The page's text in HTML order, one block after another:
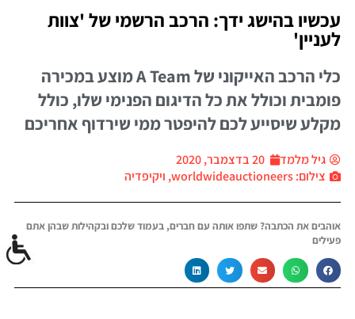
עכשיו בהישג ידך: הרכב הרשמי של 'צוות
לעניין'
כלי הרכב האייקוני של A Team מוצע במכירה
פומבית וכולל את כל הדיגום הפנימי שלו, כולל
מקלע שיסייע לכם להיפטר ממי שירדוף אחריכם
גיל מלמד
20 בדצמבר, 2020
צילום: worldwideauctioneers, ויקיפדיה
אוהבים את הכתבה? שתפו אותה עם חברים, בעמוד שלכם ובקהילות שבהן אתם
פעילים